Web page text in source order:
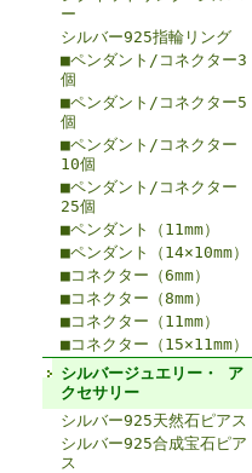
ー
シルバー925指輪リング
■ペンダント/コネクター3
個
■ペンダント/コネクター5
個
■ペンダント/コネクター
10個
■ペンダント/コネクター
25個
■ペンダント（11mm）
■ペンダント（14×10mm）
■コネクター（6mm）
■コネクター（8mm）
■コネクター（11mm）
■コネクター（15×11mm）
シルバージュエリー・ ア
クセサリー
シルバー925天然石ピアス
シルバー925合成宝石ピア
ス